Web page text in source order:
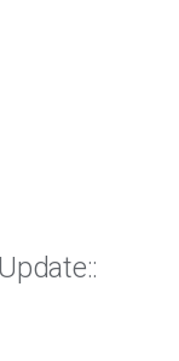
Update::